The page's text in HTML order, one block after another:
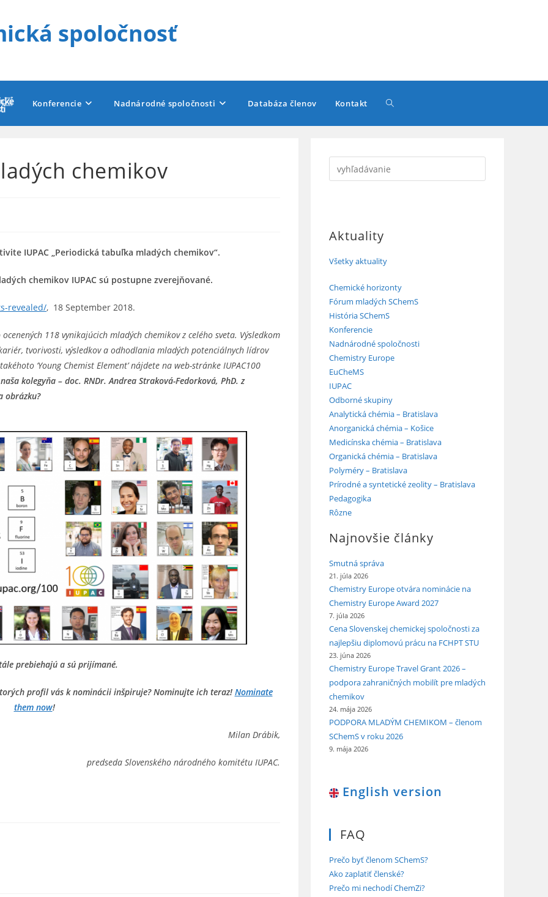
spoločnosť
Konferencie Nadnárodné spoločnosti Databáza členov Kontakt Toggle
chemikov
IUPAC „Periodická tabuľka mladých chemikov“.
chemikov IUPAC sú postupne zverejňované.
revealed/, 18 September 2018.
118 vynikajúcich mladých chemikov z celého sveta. Výsledkom
tvorivosti, výsledkov a odhodlania mladých potenciálnych lídrov
‘Young Chemist Element’ nájdete na web-stránke IUPAC100
kolegyňa – doc. RNDr. Andrea Straková-Fedorková, PhD. z
obrázku?
prebiehajú a sú prijímané.
profil vás k nominácii inšpiruje? Nominujte ich teraz! Nominate
them now!
Milan Drábik,
predseda Slovenského národného komitétu IUPAC.
Aktuality
Všetky aktuality
Chemické horizonty
Fórum mladých SChemS
História SChemS
Konferencie
Nadnárodné spoločnosti
Chemistry Europe
EuCheMS
IUPAC
Odborné skupiny
Analytická chémia – Bratislava
Anorganická chémia – Košice
Medicínska chémia – Bratislava
Organická chémia – Bratislava
Polyméry – Bratislava
Prírodné a syntetické zeolity – Bratislava
Pedagogika
Rôzne
Najnovšie články
Smutná správa
21. júla 2026
Chemistry Europe otvára nominácie na
Chemistry Europe Award 2027
7. júla 2026
Cena Slovenskej chemickej spoločnosti za
najlepšiu diplomovú prácu na FCHPT STU
23. júna 2026
Chemistry Europe Travel Grant 2026 –
podpora zahraničných mobilít pre mladých
chemikov
24. mája 2026
PODPORA MLADÝM CHEMIKOM – členom
SChemS v roku 2026
9. mája 2026
English version
FAQ
Prečo byť členom SChemS?
Ako zaplatiť členské?
Prečo mi nechodí ChemZi?